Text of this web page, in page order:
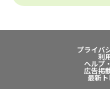
プライバ
利
ヘルプ
広告掲
最新